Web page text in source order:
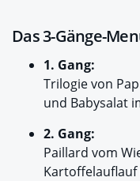
Das 3-Gänge-
1. Gang:
Trilogie von
und Babysalat
2. Gang:
Paillard vom